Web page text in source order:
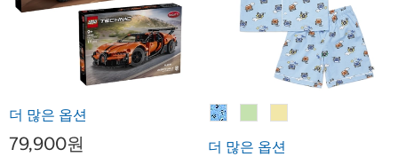
더 많은 옵션
79,900원 더 많은 옵션